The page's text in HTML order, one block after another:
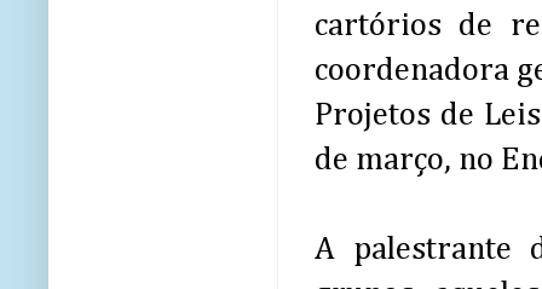
cartórios de
coordenadora
Projetos de
de março, no
A palestrante